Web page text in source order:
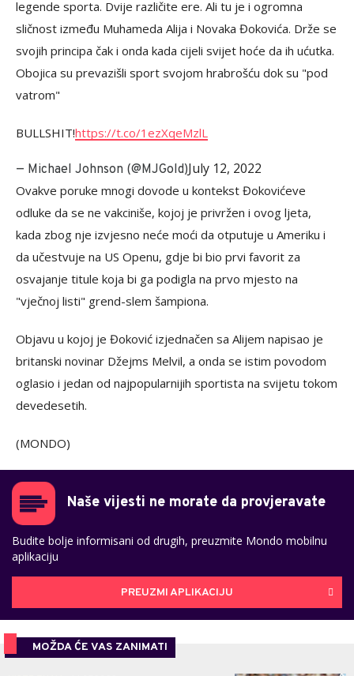
legende sporta. Dvije različite ere. Ali tu je i ogromna
sličnost između Muhameda Alija i Novaka Đokovića. Drže se
svojih principa čak i onda kada cijeli svijet hoće da ih ućutka.
Obojica su prevazišli sport svojom hrabrošću dok su "pod
vatrom"
BULLSHIT!https://t.co/1ezXqeMzlL
— Michael Johnson (@MJGold)July 12, 2022
Ovakve poruke mnogi dovode u kontekst Đokovićeve
odluke da se ne vakciniše, kojoj je privržen i ovog ljeta,
kada zbog nje izvjesno neće moći da otputuje u Ameriku i
da učestvuje na US Openu, gdje bi bio prvi favorit za
osvajanje titule koja bi ga podigla na prvo mjesto na
"vječnoj listi" grend-slem šampiona.
Objavu u kojoj je Đoković izjednačen sa Alijem napisao je
britanski novinar Džejms Melvil, a onda se istim povodom
oglasio i jedan od najpopularnijih sportista na svijetu tokom
devedesetih.
(MONDO)
Naše vijesti ne morate da provjeravate
Budite bolje informisani od drugih, preuzmite Mondo mobilnu
aplikaciju
PREUZMI APLIKACIJU
MOŽDA ĆE VAS ZANIMATI